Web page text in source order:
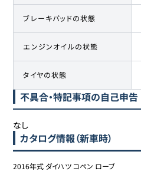
ブレーキパッドの状態
エンジンオイルの状態
タイヤの状態
不具合・特記事項の自己申告
なし
カタログ情報（新車時）
2016年式 ダイハツ コペン ローブ